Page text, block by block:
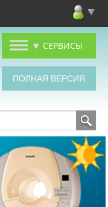
СЕРВИСЫ